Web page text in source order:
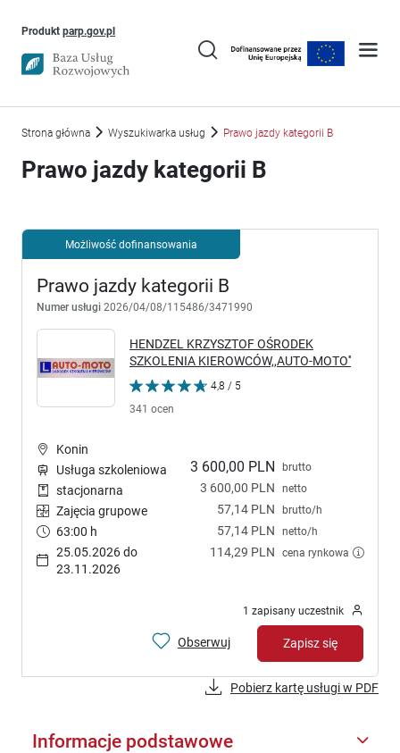
Produkt parp.gov.plUwaga, link otworzy się w nowym oknie
Strona główna Wyszukiwarka usług Prawo jazdy kategorii B
Prawo jazdy kategorii B
Możliwość dofinansowania
Prawo jazdy kategorii B
Numer usługi 2026/04/08/115486/3471990
HENDZEL KRZYSZTOF OŚRODEK
SZKOLENIA KIEROWCÓW,,AUTO-MOTO''
4,8 / 5
341 ocen
3 600,00 PLN brutto
3 600,00 PLN netto
57,14 PLN brutto/h
57,14 PLN netto/h
114,29 PLN cena rynkowa
Konin
Usługa szkoleniowa
stacjonarna
Zajęcia grupowe
63:00 h
25.05.2026 do
23.11.2026
1 zapisany uczestnik
Obserwuj Zapisz się
Pobierz kartę usługi w PDF
Informacje podstawowe